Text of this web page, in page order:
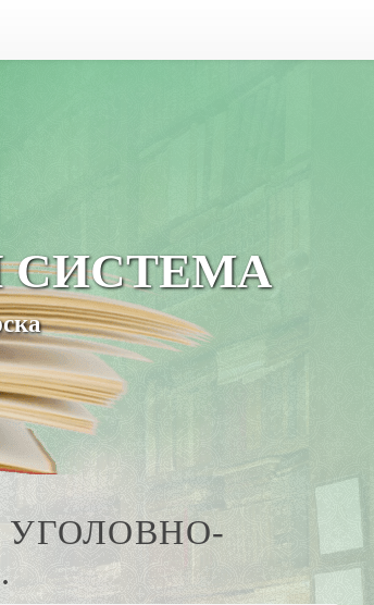
СИСТЕМА
УГОЛОВНО-